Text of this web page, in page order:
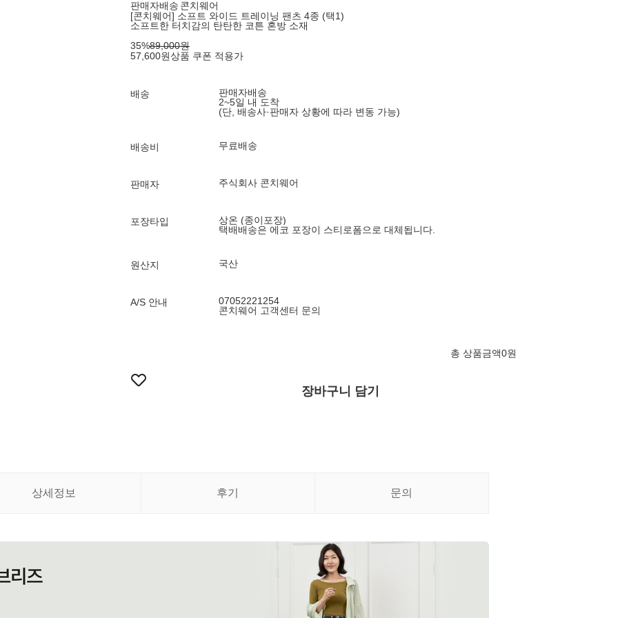
판매자배송 콘치웨어
[콘치웨어] 소프트 와이드 트레이닝 팬츠 4종 (택1)
소프트한 터치감의 탄탄한 코튼 혼방 소재
35%89,000원
57,600원상품 쿠폰 적용가
배송
판매자배송
2~5일 내 도착
(단, 배송사·판매자 상황에 따라 변동 가능)
배송비 무료배송
판매자 주식회사 콘치웨어
포장타입
상온 (종이포장)
택배배송은 에코 포장이 스티로폼으로 대체됩니다.
원산지 국산
A/S 안내
07052221254
콘치웨어 고객센터 문의
총 상품금액0원
장바구니 담기
상세정보 후기 문의